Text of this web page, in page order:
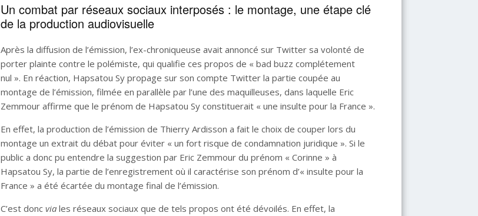
Un combat par réseaux sociaux interposés : le montage, une étape clé
de la production audiovisuelle
Après la diffusion de l’émission, l’ex-chroniqueuse avait annoncé sur Twitter sa volonté de
porter plainte contre le polémiste, qui qualifie ces propos de « bad buzz complétement
nul ». En réaction, Hapsatou Sy propage sur son compte Twitter la partie coupée au
montage de l’émission, filmée en parallèle par l’une des maquilleuses, dans laquelle Eric
Zemmour affirme que le prénom de Hapsatou Sy constituerait « une insulte pour la France ».
En effet, la production de l’émission de Thierry Ardisson a fait le choix de couper lors du
montage un extrait du débat pour éviter « un fort risque de condamnation juridique ». Si le
public a donc pu entendre la suggestion par Eric Zemmour du prénom « Corinne » à
Hapsatou Sy, la partie de l’enregistrement où il caractérise son prénom d’« insulte pour la
France » a été écartée du montage final de l’émission.
C’est doncviales réseaux sociaux que de tels propos ont été dévoilés. En effet, la